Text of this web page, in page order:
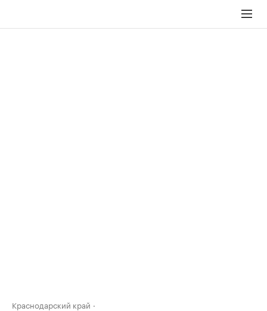
Краснодарский край